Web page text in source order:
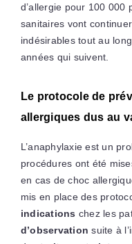
d’allergie pour 100 000
sanitaires vont
indésirables tout au
années qui suivent.
Le protocole de
allergiques dus au
L’anaphylaxie est un
procédures ont été
en cas de choc
mis en place des
indications chez les
d’observation suite à